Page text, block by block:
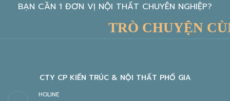
BẠN CẦN 1 ĐƠN VỊ NỘI THẤT CHUYÊN NGHIỆP?
TRÒ CHUYỆN
HOLINE
CTY CP KIẾN TRÚC & NỘI THẤT PHỐ GIA